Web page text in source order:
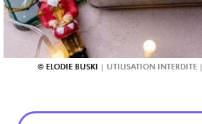
ELODIE BUSKI